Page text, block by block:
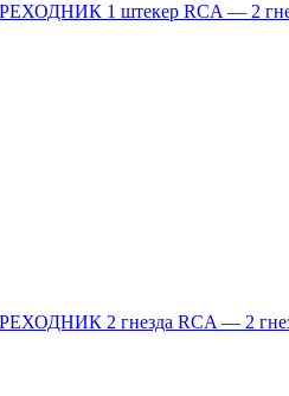
1 штекер RCA — 2
2 гнезда RCA — 2